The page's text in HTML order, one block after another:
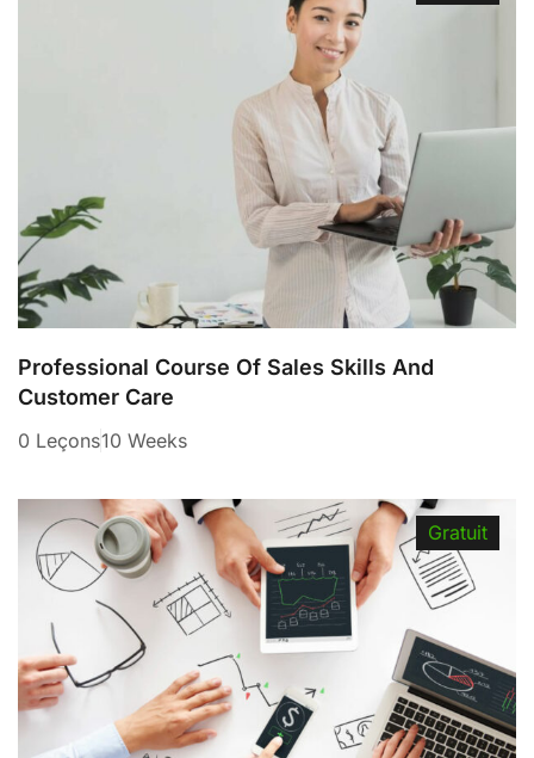
Professional Course Of Sales Skills And
Customer Care
0 Leçons10 Weeks
Gratuit